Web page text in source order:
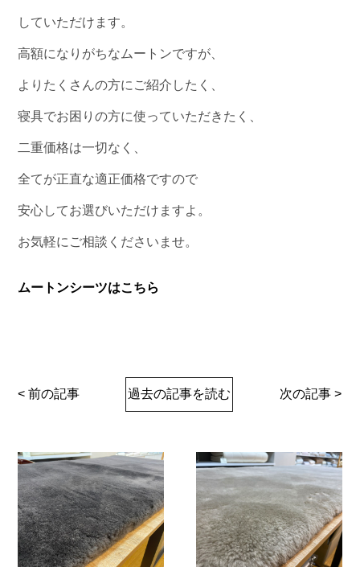
していただけます。
高額になりがちなムートンですが、
よりたくさんの方にご紹介したく、
寝具でお困りの方に使っていただきたく、
二重価格は一切なく、
全てが正直な適正価格ですので
安心してお選びいただけますよ。
お気軽にご相談くださいませ。
ムートンシーツはこちら
< 前の記事 過去の記事を読む 次の記事 >